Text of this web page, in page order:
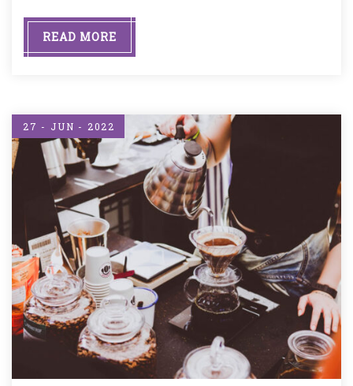
READ MORE
27 - JUN - 2022